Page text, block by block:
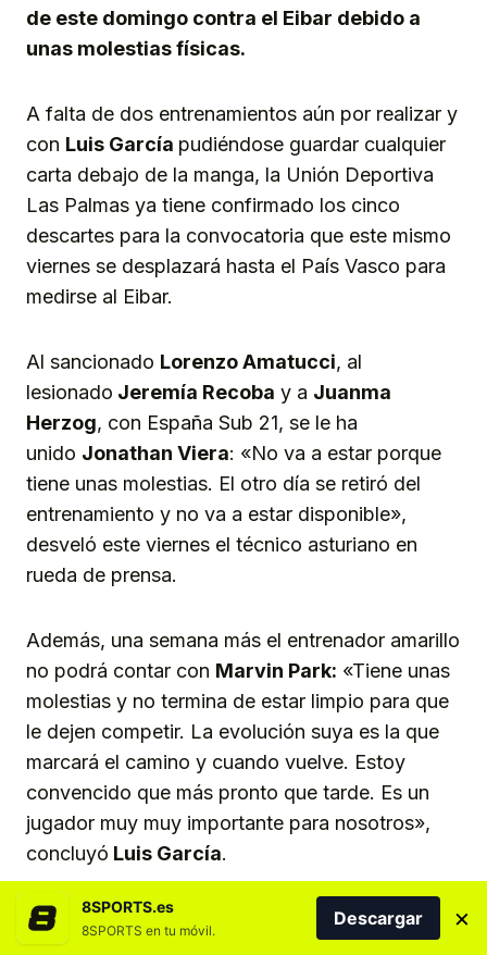
de este domingo contra el Eibar debido a
unas molestias físicas.
A falta de dos entrenamientos aún por realizar y
con Luis García pudiéndose guardar cualquier
carta debajo de la manga, la Unión Deportiva
Las Palmas ya tiene confirmado los cinco
descartes para la convocatoria que este mismo
viernes se desplazará hasta el País Vasco para
medirse al Eibar.
Al sancionado Lorenzo Amatucci, al
lesionado Jeremía Recoba y a Juanma
Herzog, con España Sub 21, se le ha
unido Jonathan Viera: «No va a estar porque
tiene unas molestias. El otro día se retiró del
entrenamiento y no va a estar disponible»,
desveló este viernes el técnico asturiano en
rueda de prensa.
Además, una semana más el entrenador amarillo
no podrá contar con Marvin Park: «Tiene unas
molestias y no termina de estar limpio para que
le dejen competir. La evolución suya es la que
marcará el camino y cuando vuelve. Estoy
convencido que más pronto que tarde. Es un
jugador muy muy importante para nosotros»,
concluyó Luis García.
CANARIAS LAS PALMAS
8SPORTS.es
8SPORTS en tu móvil.
Descargar ×